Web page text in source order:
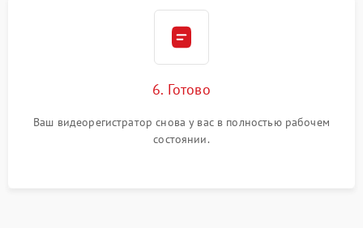
6. Готово
Ваш видеорегистратор снова у вас в полностью рабочем
состоянии.